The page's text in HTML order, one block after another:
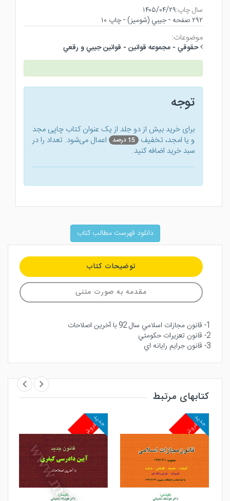
سال چاپ:۱۴۰۵/۰۴/۲۹
۲۹۲ صفحه - جيبي (شوميز) - چاپ ۱۰
موضوعات:
حقوقي - مجموعه قوانين - قوانين جيبي و رقعي
توجه
برای خرید بیش از دو جلد از یک عنوان کتاب‌ چاپی مجد
و یا امجد، تخفیف 15 درصد
اعمال می‌شود. تعداد را در
سبد خرید اضافه کنید.
دانلود فهرست مطالب کتاب
توضیحات کتاب
مقدمه به صورت متنی
1- قانون مجازات اسلامي سال 92 با آخرين اصلاحات
2- قانون تعزيرات حكومتي
3- قانون جرايم رايانه اي
کتابهای مرتبط
پرفروش
جدید پرفروش
جدید